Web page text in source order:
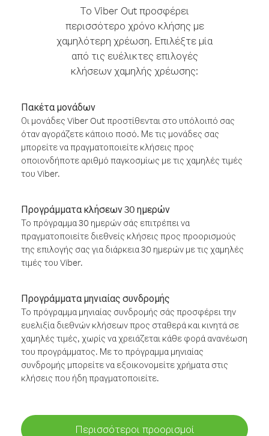
Το Viber Out προσφέρει
περισσότερο χρόνο κλήσης με
χαμηλότερη χρέωση. Επιλέξτε μία
από τις ευέλικτες επιλογές
κλήσεων χαμηλής χρέωσης:
Πακέτα μονάδων
Οι μονάδες Viber Out προστίθενται στο υπόλοιπό σας
όταν αγοράζετε κάποιο ποσό. Με τις μονάδες σας
μπορείτε να πραγματοποιείτε κλήσεις προς
οποιονδήποτε αριθμό παγκοσμίως με τις χαμηλές τιμές
του Viber.
Προγράμματα κλήσεων 30 ημερών
Το πρόγραμμα 30 ημερών σάς επιτρέπει να
πραγματοποιείτε διεθνείς κλήσεις προς προορισμούς
της επιλογής σας για διάρκεια 30 ημερών με τις χαμηλές
τιμές του Viber.
Προγράμματα μηνιαίας συνδρομής
Το πρόγραμμα μηνιαίας συνδρομής σάς προσφέρει την
ευελιξία διεθνών κλήσεων προς σταθερά και κινητά σε
χαμηλές τιμές, χωρίς να χρειάζεται κάθε φορά ανανέωση
του προγράμματος. Με το πρόγραμμα μηνιαίας
συνδρομής μπορείτε να εξοικονομείτε χρήματα στις
κλήσεις που ήδη πραγματοποιείτε.
Περισσότεροι προορισμοί